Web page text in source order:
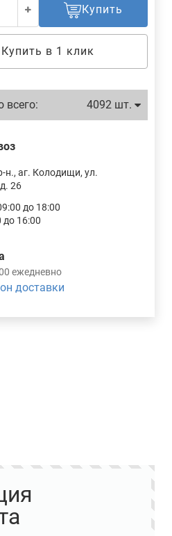
Купить
Купить в 1 клик
всего: 4092 шт.
н., аг. Колодищи, ул.
26
до 18:00
до 16:00
ежедневно
доставки